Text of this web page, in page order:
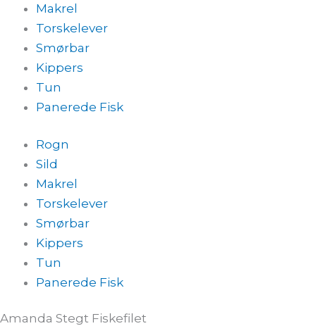
Makrel
Torskelever
Smørbar
Kippers
Tun
Panerede Fisk
Rogn
Sild
Makrel
Torskelever
Smørbar
Kippers
Tun
Panerede Fisk
Amanda Stegt Fiskefilet